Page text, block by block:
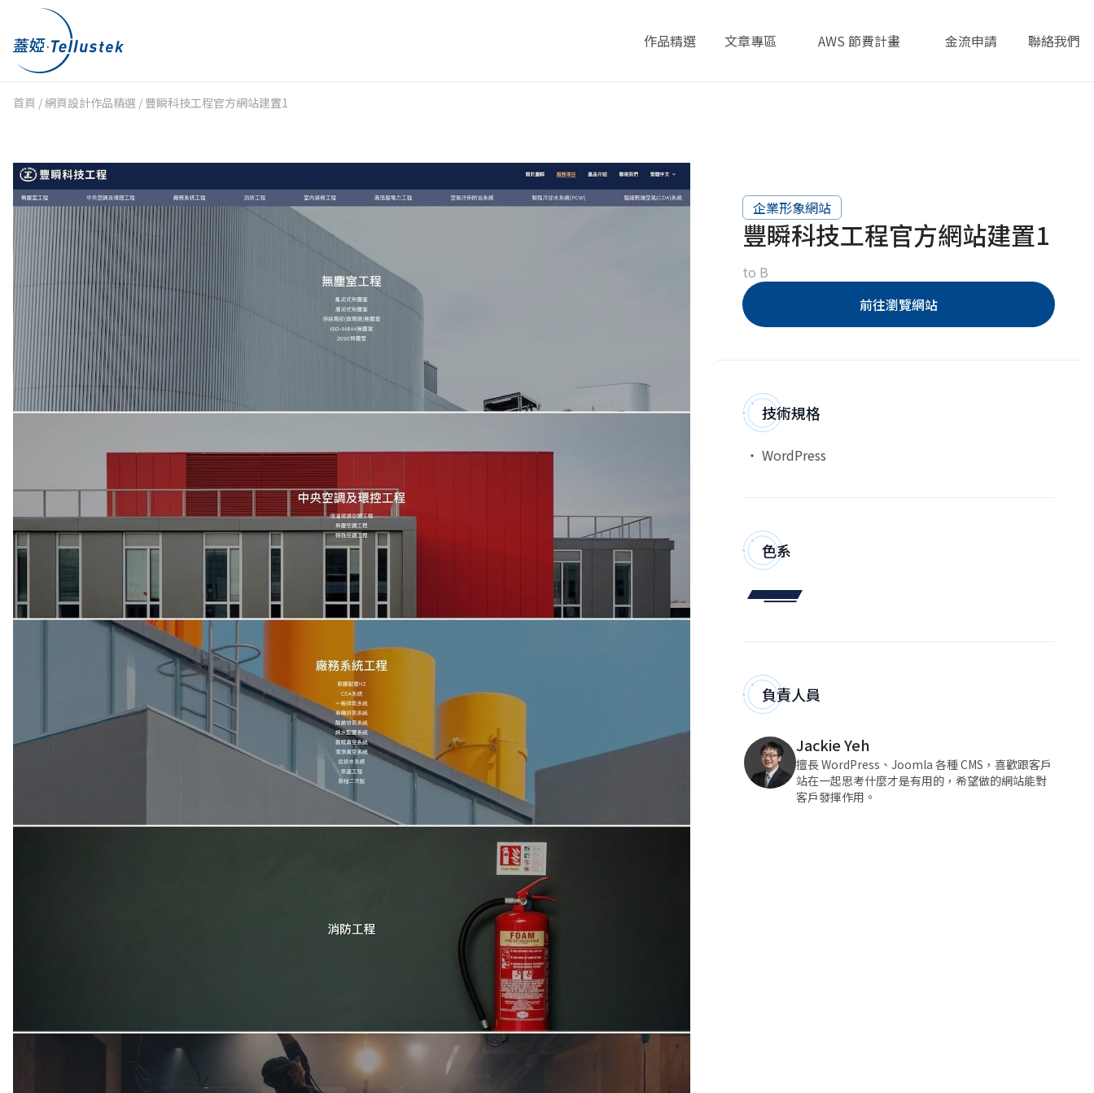
作品精選 文章專區 AWS 節費計畫 金流申請 聯絡我們
首頁 / 網頁設計作品精選 / 豐瞬科技工程官方網站建置1
豐瞬科技工程官方網站建置1
to B
企業形象網站
前往瀏覽網站
技術規格
WordPress
色系
負責人員
Jackie Yeh
擅長 WordPress、Joomla 各種 CMS，喜歡跟客戶
站在一起思考什麼才是有用的，希望做的網站能對
客戶發揮作用。